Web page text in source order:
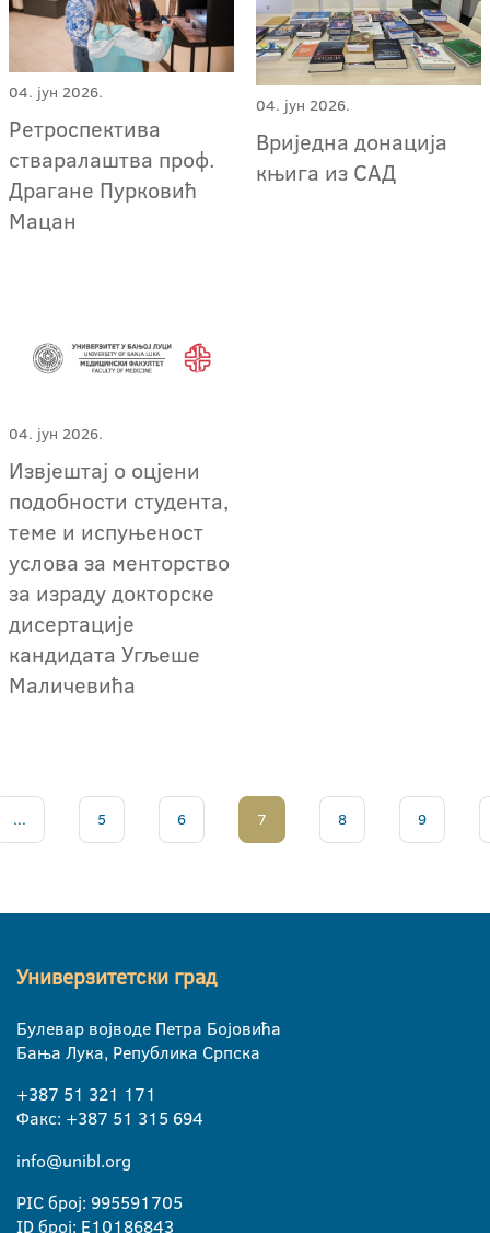
04. јун 2026.
Ретроспектива
стваралаштва проф.
Драгане Пурковић
Мацан
04. јун 2026.
Вриједна донација
књига из САД
04. јун 2026.
Извјештај о оцјени
подобности студента,
теме и испуњеност
услова за менторство
за израду докторске
дисертације
кандидата Угљеше
Маличевића
... 5 6 7 8 9
Универзитетски град
Булевар војводе Петра Бојовића
Бања Лука, Република Српска
+387 51 321 171
Факс: +387 51 315 694
info@unibl.org
PIC број: 995591705
ID број: E10186843